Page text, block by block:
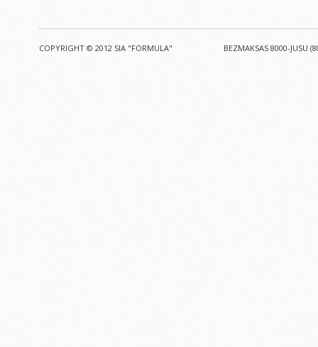
COPYRIGHT © 2012 SIA "FORMULA" BEZMAKSAS 8000-JUSU